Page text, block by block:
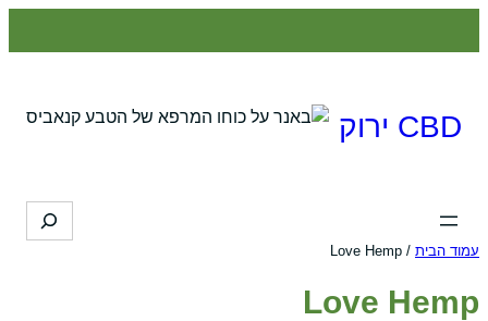
CBD ירוק
Search
עמוד הבית / Love Hemp
Love Hemp